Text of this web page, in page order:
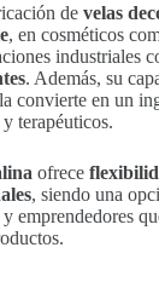
de velas
, en cosméticos
industriales
. Además, su
la convierte en un
terapéuticos.
ofrece
, siendo una
emprendedores